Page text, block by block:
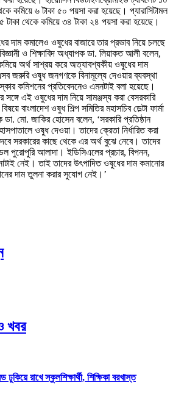
কমিয়ে ৬ টাকা ৫০ পয়সা করা হয়েছে। প্যারাসিটামল
থেকে কমিয়ে ৩৪ টাকা ২৪ পয়সা করা হয়েছে।
দাম কমালেও ওষুধের বাজারে তার প্রভাব নিয়ে চলছে
ও শিক্ষাবিদ অধ্যাপক ডা. লিয়াকত আলী বলেন,
অর্থ সাশ্রয় করে অত্যাবশ্যকীয় ওষুধের দাম
জরুরি ওষুধ জনগণকে বিনামূল্যে দেওয়ার ব্যবস্থা
কমিশনের প্রতিবেদনেও এমনটাই বলা হয়েছে।
সঙ্গে এই ওষুধের দাম নিয়ে সামঞ্জস্য করা বেসরকারি
বাংলাদেশ ওষুধ শিল্প সমিতির মহাসচিব ডেল্টা ফার্মা
ডা. মো. জাকির হোসেন বলেন, ‘সরকারি প্রতিষ্ঠান
ওষুধ দেওয়া। তাদের ক্রেতা নির্ধারিত করা
সরকারের কাছে থেকে এর অর্থ বুঝে নেবে। তাদের
পুরোপুরি আলাদা। ইডিসিএলের প্রচার, বিপনন,
নেই। তাই তাদের উৎপাদিত ওষুধের দাম কমানোর
দাম তুলনা করার সুযোগ নেই।’
খবর
রাখে স্কুলশিক্ষার্থী, শিক্ষিকা বরখাস্ত